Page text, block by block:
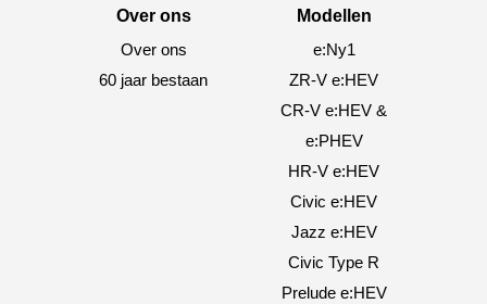
Over ons
Over ons
60 jaar bestaan
Modellen
e:Ny1
ZR-V e:HEV
CR-V e:HEV &
e:PHEV
HR-V e:HEV
Civic e:HEV
Jazz e:HEV
Civic Type R
Prelude e:HEV